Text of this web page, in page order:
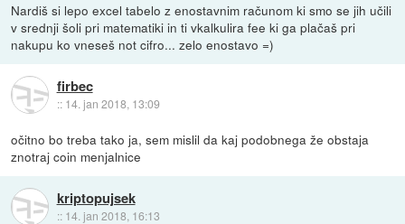
Nardiš si lepo excel tabelo z enostavnim računom ki smo se jih učili
v srednji šoli pri matematiki in ti vkalkulira fee ki ga plačaš pri
nakupu ko vneseš not cifro... zelo enostavo =)
firbec
:: 14. jan 2018, 13:09
očitno bo treba tako ja, sem mislil da kaj podobnega že obstaja
znotraj coin menjalnice
kriptopujsek
:: 14. jan 2018, 16:13